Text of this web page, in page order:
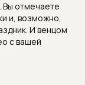
Вы отмечаете
и, возможно,
И венцом
с вашей